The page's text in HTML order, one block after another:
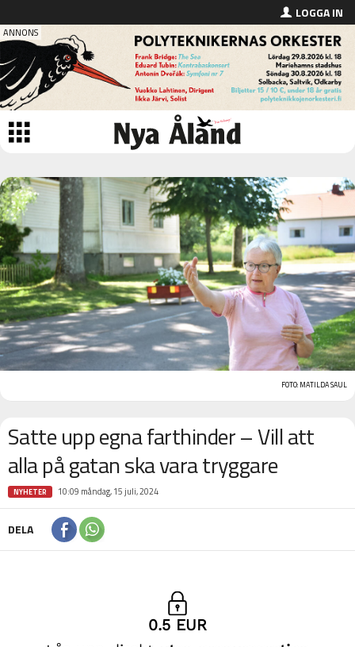
LOGGA IN
FOTO: MATILDA SAUL
Satte upp egna farthinder – Vill att
alla på gatan ska vara tryggare
NYHETER 10:09 måndag, 15 juli, 2024
DELA